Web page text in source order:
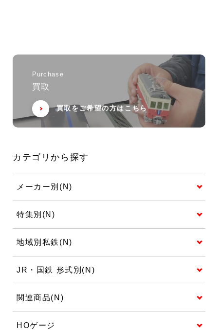
Purchase
買取
買取をご希望の方はこちら
カテゴリから探す
メーカー別(N)
特集別(N)
地域別私鉄(N)
JR・国鉄 形式別(N)
関連商品(N)
HOゲージ